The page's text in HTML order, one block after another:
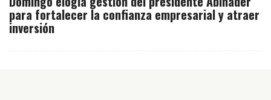
para fortalecer la confianza empresarial y atraer
inversión